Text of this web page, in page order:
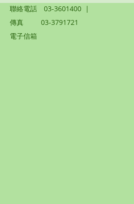
聯絡電話
03-3601400 |
傳真
03-3791721
電子信箱